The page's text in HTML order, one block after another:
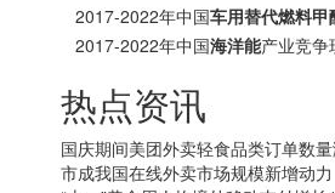
分析报告
2017-2022年中国车用替代燃料甲
及十三五投资方向分析报告
2017-2022年中国海洋能产业竞争
热点资讯
国庆期间美团外卖轻食品类订单数
市成我国在线外卖市场规模新增动力